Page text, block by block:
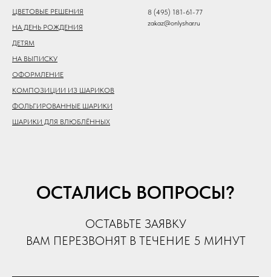
ЦВЕТОВЫЕ РЕШЕНИЯ
НА ДЕНЬ РОЖДЕНИЯ
ДЕТЯМ
НА ВЫПИСКУ
ОФОРМЛЕНИЕ
КОМПОЗИЦИИ ИЗ ШАРИКОВ
ФОЛЬГИРОВАННЫЕ ШАРИКИ
ШАРИКИ ДЛЯ ВЛЮБЛЁННЫХ
8 (495) 181-61-77
zakaz@onlyshar.ru
ОСТАЛИСЬ ВОПРОСЫ?
ОСТАВЬТЕ ЗАЯВКУ
ВАМ ПЕРЕЗВОНЯТ В ТЕЧЕНИЕ 5 МИНУТ